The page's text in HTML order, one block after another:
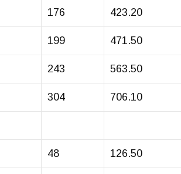
176 423.20
199 471.50
243 563.50
304 706.10
48 126.50